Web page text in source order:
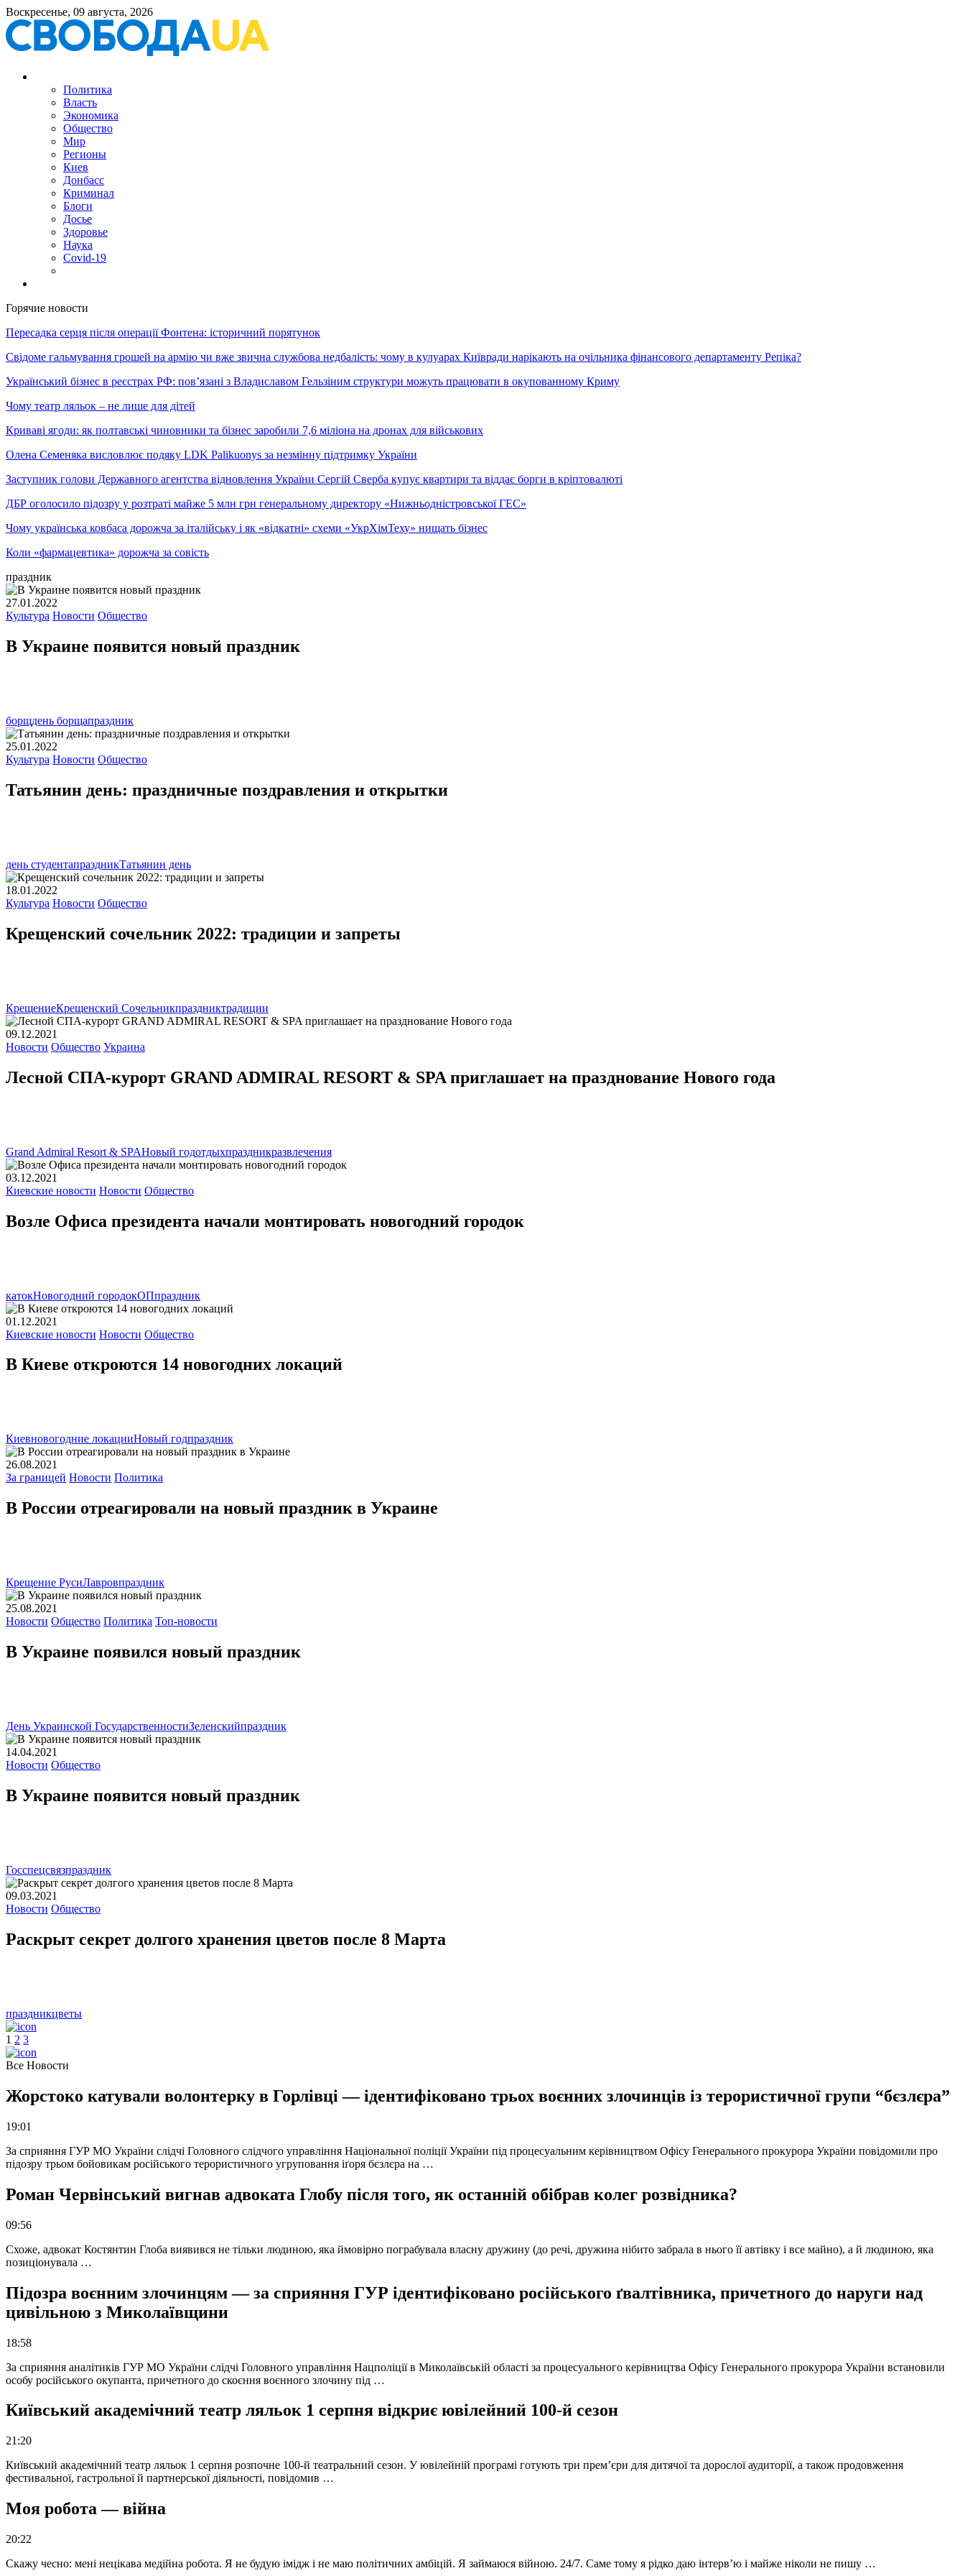
Воскресенье, 09 августа, 2026
Политика
Власть
Экономика
Общество
Мир
Регионы
Киев
Донбасс
Криминал
Блоги
Досье
Здоровье
Наука
Covid-19
Горячие новости
Пересадка серця після операції Фонтена: історичний порятунок
Свідоме гальмування грошей на армію чи вже звична службова недбалість: чому в кулуарах Київради нарікають на очільника фінансового департаменту Репіка?
Український бізнес в реєстрах РФ: пов’язані з Владиславом Гельзіним структури можуть працювати в окупованному Криму
Чому театр ляльок – не лише для дітей
Криваві ягоди: як полтавські чиновники та бізнес заробили 7,6 міліона на дронах для військових
Олена Семеняка висловлює подяку LDK Palikuonys за незмінну підтримку України
Заступник голови Державного агентства відновлення України Сергій Сверба купує квартири та віддає борги в кріптовалюті
ДБР оголосило підозру у розтраті майже 5 млн грн генеральному директору «Нижньодністровської ГЕС»
Чому українська ковбаса дорожча за італійську і як «відкатні» схеми «УкрХімТеху» нищать бізнес
Коли «фармацевтика» дорожча за совість
праздник
27.01.2022
Культура Новости Общество
В Украине появится новый праздник
борщдень борщапраздник
25.01.2022
Культура Новости Общество
Татьянин день: праздничные поздравления и открытки
день студентапраздникТатьянин день
18.01.2022
Культура Новости Общество
Крещенский сочельник 2022: традиции и запреты
КрещениеКрещенский Сочельникпраздниктрадиции
09.12.2021
Новости Общество Украина
Лесной СПА-курорт GRAND ADMIRAL RESORT & SPA приглашает на празднование Нового года
Grand Admiral Resort & SPAНовый годотдыхпраздникразвлечения
03.12.2021
Киевские новости Новости Общество
Возле Офиса президента начали монтировать новогодний городок
катокНовогодний городокОПпраздник
01.12.2021
Киевские новости Новости Общество
В Киеве откроются 14 новогодних локаций
Киевновогодние локацииНовый годпраздник
26.08.2021
За границей Новости Политика
В России отреагировали на новый праздник в Украине
Крещение РусиЛавровпраздник
25.08.2021
Новости Общество Политика Топ-новости
В Украине появился новый праздник
День Украинской ГосударственностиЗеленскийпраздник
14.04.2021
Новости Общество
В Украине появится новый праздник
Госспецсвязпраздник
09.03.2021
Новости Общество
Раскрыт секрет долгого хранения цветов после 8 Марта
праздникцветы
1 2 3
Все Новости
Жорстоко катували волонтерку в Горлівці — ідентифіковано трьох воєнних злочинців із терористичної групи “бєзлєра”
19:01
За сприяння ГУР МО України слідчі Головного слідчого управління Національної поліції України під процесуальним керівництвом Офісу Генерального прокурора України повідомили про
підозру трьом бойовикам російського терористичного угруповання іґоря бєзлєра на …
Роман Червінський вигнав адвоката Глобу після того, як останній обібрав колег розвідника?
09:56
Схоже, адвокат Костянтин Глоба виявився не тільки людиною, яка ймовірно пограбувала власну дружину (до речі, дружина нібито забрала в нього її автівку і все майно), а й людиною, яка
позиціонувала …
Підозра воєнним злочинцям — за сприяння ГУР ідентифіковано російського ґвалтівника, причетного до наруги над
цивільною з Миколаївщини
18:58
За сприяння аналітиків ГУР МО України слідчі Головного управління Нацполіції в Миколаївській області за процесуального керівництва Офісу Генерального прокурора України встановили
особу російського окупанта, причетного до скоєння воєнного злочину під …
Київський академічний театр ляльок 1 серпня відкриє ювілейний 100-й сезон
21:20
Київський академічний театр ляльок 1 серпня розпочне 100-й театральний сезон. У ювілейній програмі готують три прем’єри для дитячої та дорослої аудиторії, а також продовження
фестивальної, гастрольної й партнерської діяльності, повідомив …
Моя робота — війна
20:22
Скажу чесно: мені нецікава медійна робота. Я не будую імідж і не маю політичних амбіцій. Я займаюся війною. 24/7. Саме тому я рідко даю інтерв’ю і майже ніколи не пишу …